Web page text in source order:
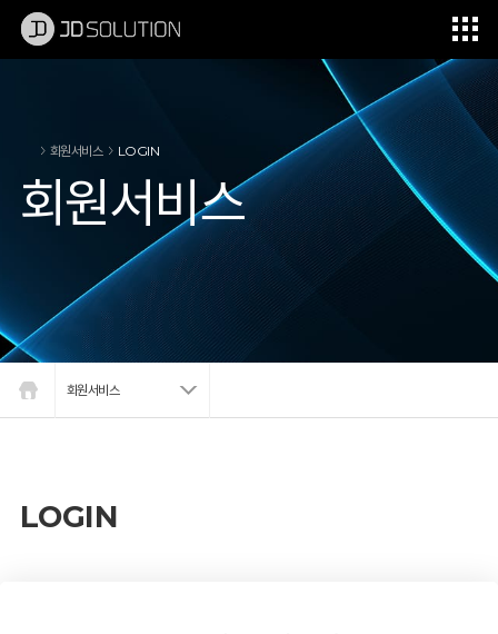
회원서비스 LOGIN
회원서비스
회원서비스
LOGIN